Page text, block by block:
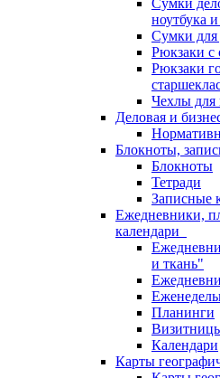
Сумки
ноутбука
Сумки для
Рюкзаки с
Рюкзаки
Чехлы для
Деловая и
Блокноты,
Блокноты
Тетради
Записные
Ежедневники,
календари
и ткань"
Планинги
Календари
Карты